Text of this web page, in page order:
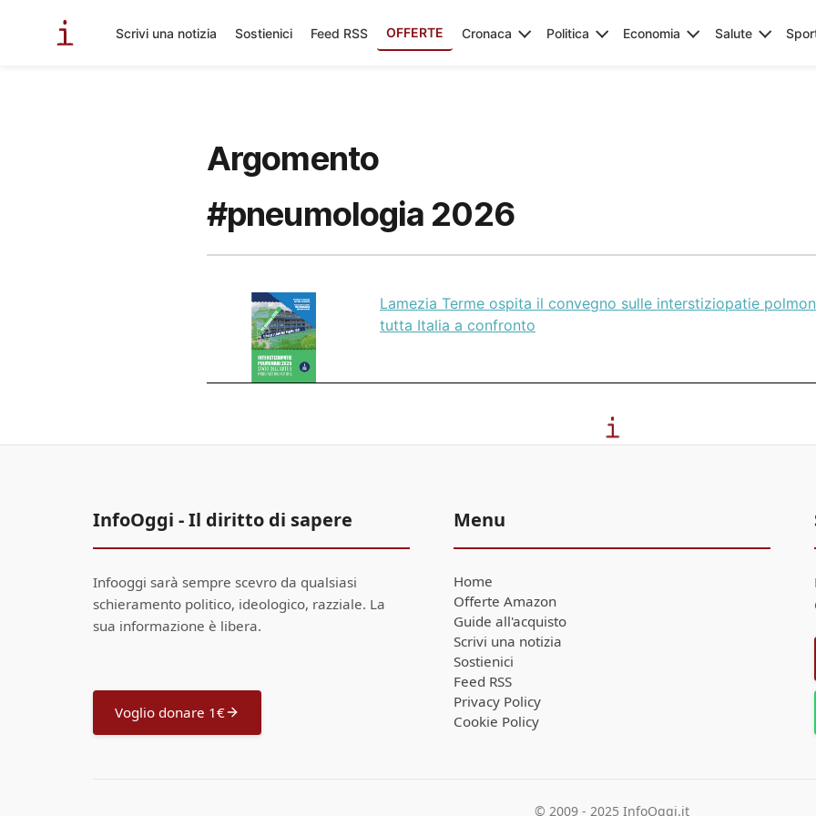
Scrivi una notizia Sostienici Feed RSS OFFERTE Cronaca Politica Economia Salute
Argomento
#pneumologia 2026
Lamezia Terme ospita il convegno sulle interstiziopatie
tutta Italia a confronto
InfoOggi - Il diritto di sapere
Infooggi sarà sempre scevro da qualsiasi
schieramento politico, ideologico, razziale. La
sua informazione è libera.
Voglio donare 1€
Menu
Home
Offerte Amazon
Guide all'acquisto
Scrivi una notizia
Sostienici
Feed RSS
Privacy Policy
Cookie Policy
© 2009 - 2025 InfoOggi.it